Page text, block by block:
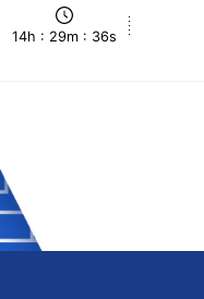
14h : 29m : 37s